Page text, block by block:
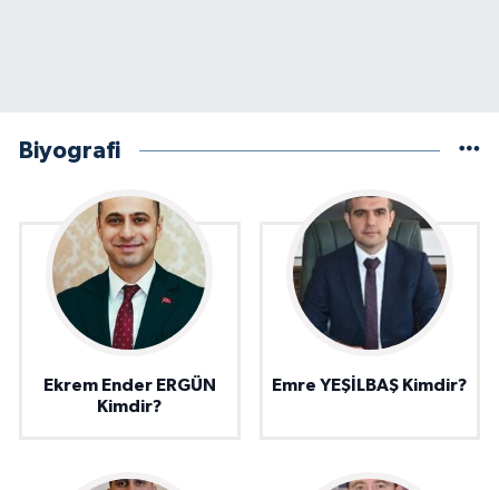
Biyografi
Ekrem Ender ERGÜN
Kimdir?
Emre YEŞİLBAŞ Kimdir?